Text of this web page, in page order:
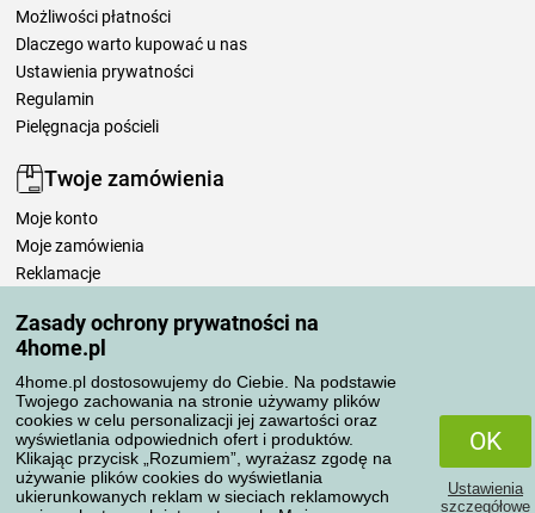
Zasady ochrony prywatności na
4home.pl
4home.pl dostosowujemy do Ciebie. Na podstawie
Twojego zachowania na stronie używamy plików
cookies w celu personalizacji jej zawartości oraz
wyświetlania odpowiednich ofert i produktów.
Klikając przycisk „Rozumiem”, wyrażasz zgodę na
używanie plików cookies do wyświetlania
ukierunkowanych reklam w sieciach reklamowych
OK
Ustawienia
szczegółowe
Możliwości płatności
Dlaczego warto kupować u nas
Ustawienia prywatności
Regulamin
Pielęgnacja pościeli
Twoje zamówienia
Moje konto
Moje zamówienia
Reklamacje
Zasady przetwarzania recenzji
Sposoby transportu
Metody płatności